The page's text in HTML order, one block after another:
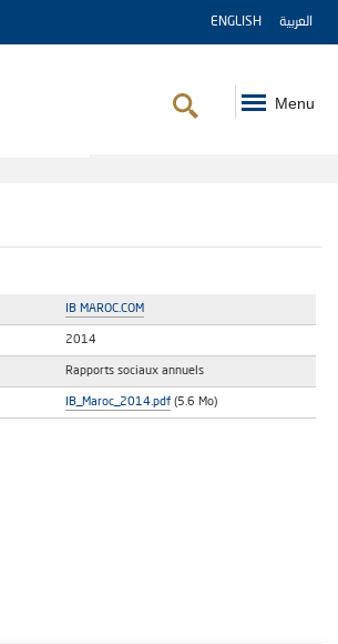
ENGLISH العربية
Menu
IB MAROC.COM
2014
Rapports sociaux annuels
IB_Maroc_2014.pdf (5.6 Mo)